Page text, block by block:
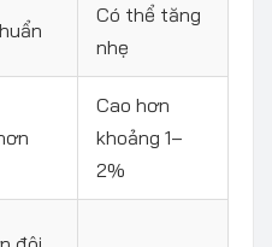
Có thể tăng
nhẹ
Cao hơn
khoảng 1–
2%